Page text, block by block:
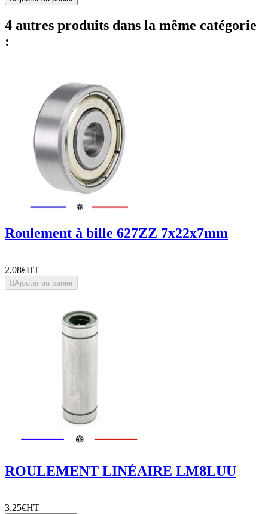
4 autres produits dans la même catégorie
:
Roulement à bille 627ZZ 7x22x7mm
2,08€HT
Ajouter au panier
ROULEMENT LINÉAIRE LM8LUU
3,25€HT